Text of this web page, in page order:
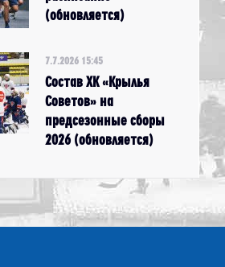
(обновляется)
7.7.2026 15:45
Состав ХК «Крылья
Советов» на
предсезонные сборы
2026 (обновляется)